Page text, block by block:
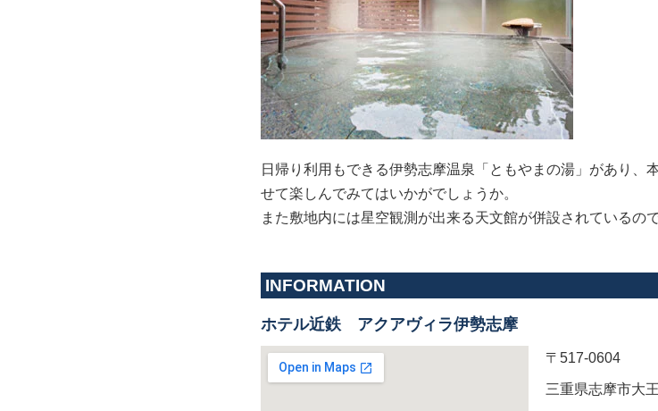
日帰り利用もできる伊勢志摩温泉「ともやまの湯」があり、
せて楽しんでみてはいかがでしょうか。
また敷地内には星空観測が出来る天文館が併設されているの
INFORMATION
ホテル近鉄 アクアヴィラ伊勢志摩
〒517-0604
三重県志摩市大